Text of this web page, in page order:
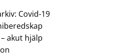
Covid-19
akut hjälp